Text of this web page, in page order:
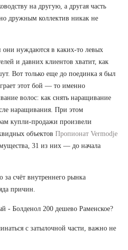
на другую, а другая часть
дружным коллектив никак не
нуждаются в каких-то левых
и давних клиентов хватит, как
Вот только еще до поединка я был
этот бой — то именно
волос: как снять наращивание
наращивания. При этом
купли-продажи произвели
объектов Пропионат Vermodje
31 из них — до начала
за счёт внутреннего рынка
причин.
- Болденол 200 дешево Раменское?
с затылочной части, важно не